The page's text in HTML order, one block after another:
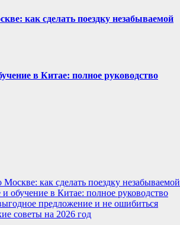
как сделать поездку незабываемой
в Китае: полное руководство
как сделать поездку незабываемой
обучение в Китае: полное руководство
предложение и не ошибиться
советы на 2026 год